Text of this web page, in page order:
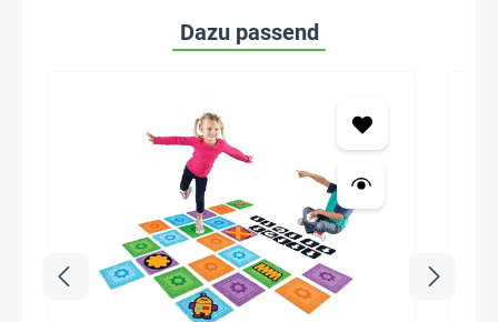
Dazu passend